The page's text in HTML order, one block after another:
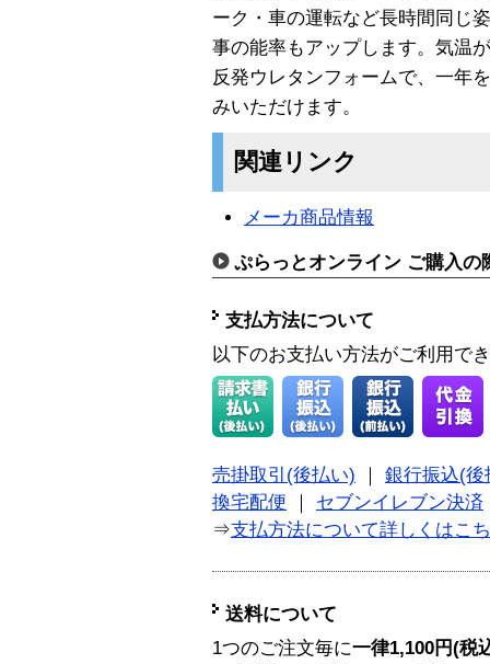
ーク・車の運転など長時間同じ
事の能率もアップします。気温
反発ウレタンフォームで、一年
みいただけます。
関連リンク
メーカ商品情報
ぷらっとオンライン ご購入の
支払方法について
以下のお支払い方法がご利用で
売掛取引(後払い)
銀行振込(後
換宅配便
セブンイレブン決済
⇒支払方法について詳しくはこ
送料について
1つのご注文毎に一律1,100円(税